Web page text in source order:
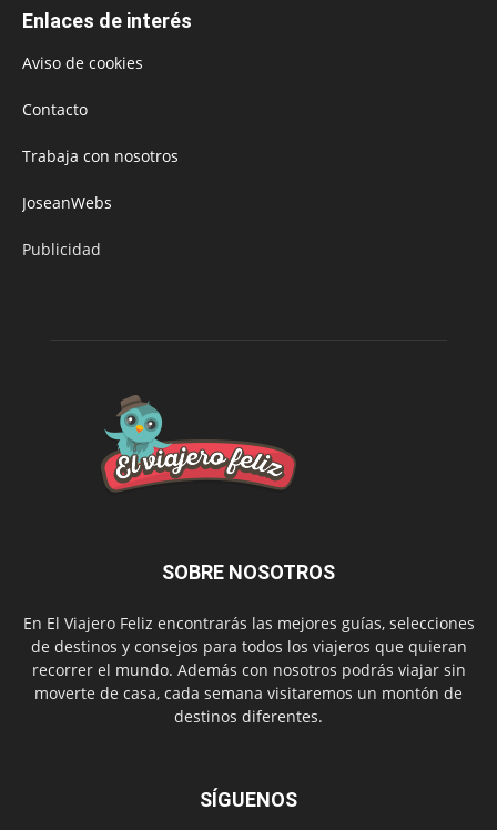
Enlaces de interés
Aviso de cookies
Contacto
Trabaja con nosotros
JoseanWebs
Publicidad
SOBRE NOSOTROS
En El Viajero Feliz encontrarás las mejores guías, selecciones
de destinos y consejos para todos los viajeros que quieran
recorrer el mundo. Además con nosotros podrás viajar sin
moverte de casa, cada semana visitaremos un montón de
destinos diferentes.
SÍGUENOS